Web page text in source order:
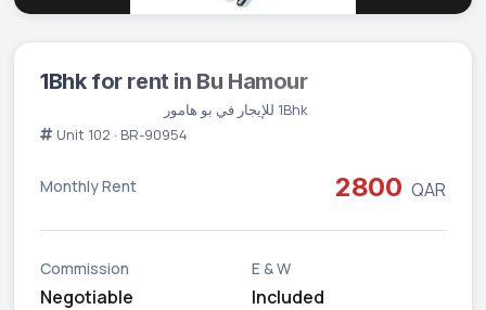
1Bhk for rent in Bu Hamour
1Bhk للإيجار في بو هامور
Unit 102 · BR-90954
Monthly Rent 2800 QAR
Commission
Negotiable
E & W
Included